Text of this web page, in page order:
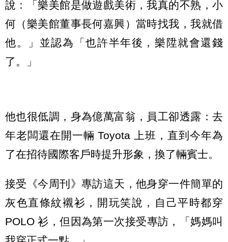
說：「樂美館是做遊戲美術，我真的不熟，小
何（樂美館董事長何嘉興）當時找我，我就借
他。」並認為「也許半年後，樂陞就會還錢
了。」
他也很低調，身為億萬富翁，員工卻透露：去
年老闆還在開一輛 Toyota 上班，直到今年為
了在招待國際客戶時提升形象，換了輛賓士。
接受《今周刊》專訪這天，他身穿一件簡單的
灰色直條紋襯衫，開玩笑說，自己平時都穿
POLO 衫，但因為第一次接受專訪，「媽媽叫